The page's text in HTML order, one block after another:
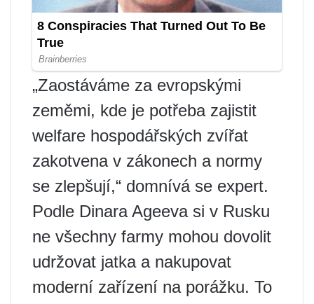
„Zaostáváme za evropskými
zeměmi, kde je potřeba zajistit
welfare hospodářských zvířat
zakotvena v zákonech a normy
se zlepšují,“ domnívá se expert.
Podle Dinara Ageeva si v Rusku
ne všechny farmy mohou dovolit
udržovat jatka a nakupovat
moderní zařízení na porážku. To